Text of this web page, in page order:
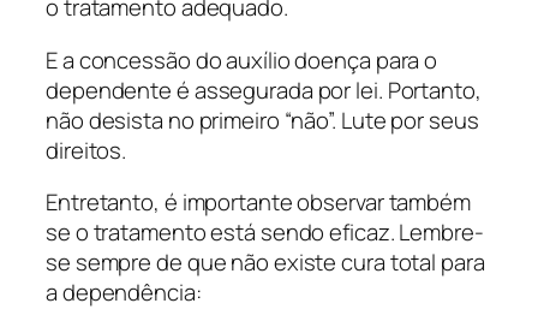
o tratamento adequado.
E a concessão do auxílio doença para o
dependente é assegurada por lei. Portanto,
não desista no primeiro “não”. Lute por seus
direitos.
Entretanto, é importante observar também
se o tratamento está sendo eficaz. Lembre-
se sempre de que não existe cura total para
a dependência: